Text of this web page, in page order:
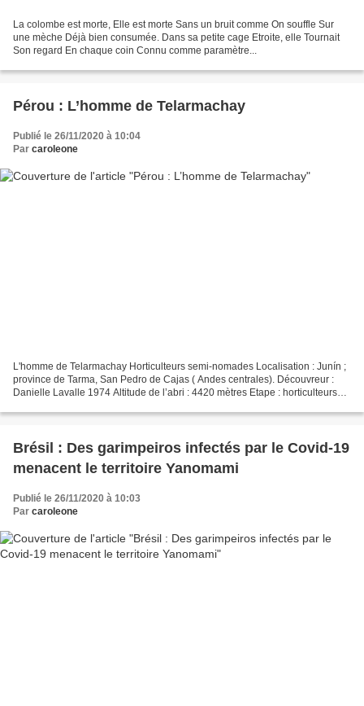
La colombe est morte, Elle est morte Sans un bruit comme On souffle Sur
une mèche Déjà bien consumée. Dans sa petite cage Etroite, elle Tournait
Son regard En chaque coin Connu comme paramètre...
Pérou : L’homme de Telarmachay
Publié le 26/11/2020 à 10:04
Par caroleone
L'homme de Telarmachay Horticulteurs semi-nomades Localisation : Junín ;
province de Tarma, San Pedro de Cajas ( Andes centrales). Découvreur :
Danielle Lavalle 1974 Altitude de l’abri : 4420 mètres Etape : horticulteurs
Brésil : Des garimpeiros infectés par le Covid-19
menacent le territoire Yanomami
Publié le 26/11/2020 à 10:03
Par caroleone